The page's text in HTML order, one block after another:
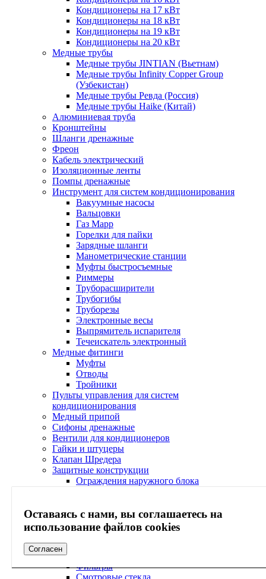
Оставаясь с нами, вы соглашаетесь на
использование файлов cookies
Согласен
Кондиционеры на 17 кВт
Кондиционеры на 18 кВт
Кондиционеры на 19 кВт
Кондиционеры на 20 кВт
Медные трубы
Медные трубы JINTIAN (Вьетнам)
Медные трубы Infinity Copper Group
(Узбекистан)
Медные трубы Ревда (Россия)
Медные трубы Haike (Китай)
Алюминиевая труба
Кронштейны
Шланги дренажные
Фреон
Кабель электрический
Изоляционные ленты
Помпы дренажные
Инструмент для систем кондиционирования
Вакуумные насосы
Вальцовки
Газ Mapp
Горелки для пайки
Зарядные шланги
Манометрические станции
Муфты быстросъемные
Риммеры
Труборасширители
Трубогибы
Труборезы
Электронные весы
Выпрямитель испарителя
Течеискатель электронный
Медные фитинги
Муфты
Отводы
Тройники
Пульты управления для систем
кондиционирования
Медный припой
Сифоны дренажные
Вентили для кондиционеров
Гайки и штуцеры
Клапан Шредера
Защитные конструкции
Ограждения наружного блока
Согласователи работы кондиционеров
Электрические вилки
Экраны
Сервисное обслуживание
Холодильная арматура Ридан
Фильтры